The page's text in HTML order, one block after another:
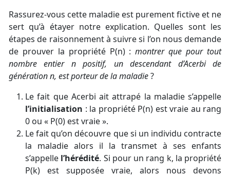
Rassurez-vous cette maladie est purement fictive et ne
sert qu’à étayer notre explication. Quelles sont les
étapes de raisonnement à suivre si l’on nous demande
de prouver la propriété P(n) :montrer que pour tout
nombre entier n positif, un descendant d’Acerbi de
génération n, est porteur de la maladie?
Le fait que Acerbi ait attrapé la maladie s’appelle
l’initialisation : la propriété P(n) est vraie au rang
0 ou « P(0) est vraie ».
Le fait qu’on découvre que si un individu contracte
la maladie alors il la transmet à ses enfants
s’appelle l’hérédité. Si pour un rang k, la propriété
P(k) est supposée vraie, alors nous devons